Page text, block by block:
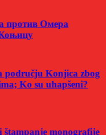
против Омера
području Konjica zbog
Ko su uhapšeni?
štampanje monografije